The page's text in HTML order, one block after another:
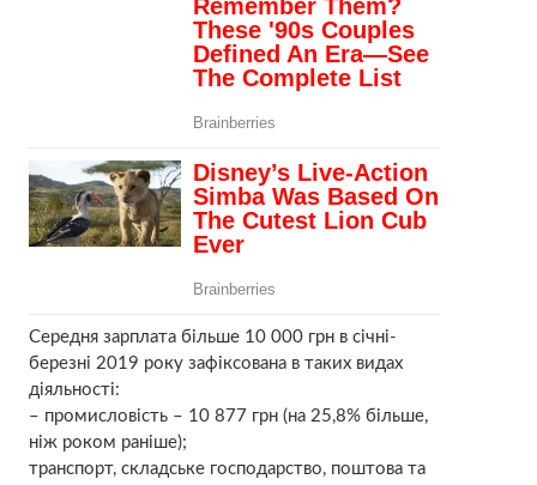
Середня зарплата більше 10 000 грн в січні-
березні 2019 року зафіксована в таких видах
діяльності:
– промисловість – 10 877 грн (на 25,8% більше,
ніж роком раніше);
транспорт, складське господарство, поштова та